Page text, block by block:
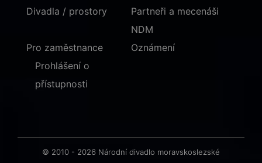
Divadla / prostory
Partneři a mecenáši
NDM
Pro zaměstnance
Oznámení
Prohlášení o
přístupnosti
© 2010 - 2026 Národní divadlo moravskoslezské